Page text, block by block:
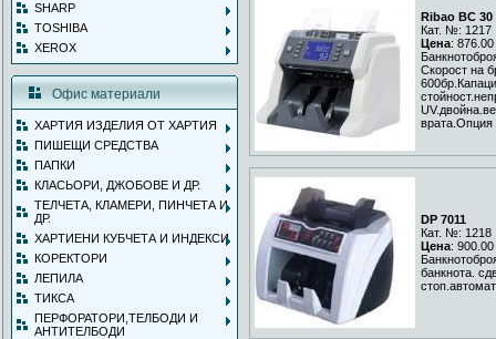
SHARP
TOSHIBA
XEROX
Офис материали
ХАРТИЯ ИЗДЕЛИЯ ОТ ХАРТИЯ
ПИШЕЩИ СРЕДСТВА
ПАПКИ
КЛАСЬОРИ, ДЖОБОВЕ И ДР.
ТЕЛЧЕТА, КЛАМЕРИ, ПИНЧЕТА И
ДР.
ХАРТИЕНИ КУБЧЕТА И ИНДЕКСИ
КОРЕКТОРИ
ЛЕПИЛА
ТИКСА
ПЕРФОРАТОРИ,ТЕЛБОДИ И
АНТИТЕЛБОДИ
Ribao BC 30
Кат. №: 1217
Цена:
Скорост на
врата.Опция
DP 7011
Кат. №: 1218
Цена:
банкнота.